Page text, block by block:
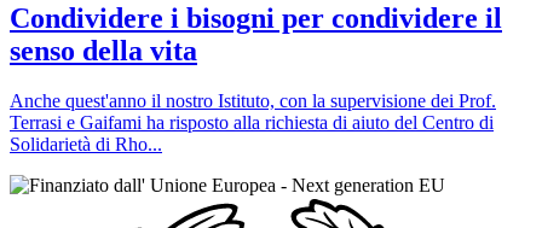
Condividere i bisogni per condividere il
senso della vita
Anche quest'anno il nostro Istituto, con la supervisione dei Prof.
Terrasi e Gaifami ha risposto alla richiesta di aiuto del Centro di
Solidarietà di Rho...